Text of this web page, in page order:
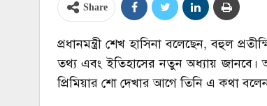
Share
প্রধানমন্ত্রী শেখ হাসিনা বলেছেন, বহুল
তথ্য এবং ইতিহাসের নতুন অধ্যায় জানবে।
প্রিমিয়ার শো দেখার আগে তিনি এ কথা